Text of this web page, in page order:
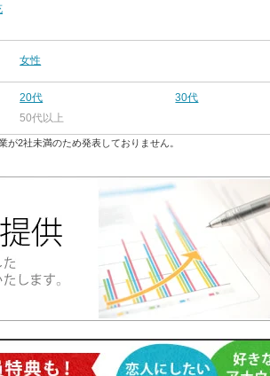
女性
20代
30代
50代以上
2社未満のため発表しておりません。